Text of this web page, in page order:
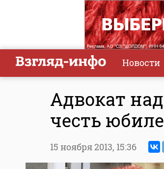
Новости
Адвокат
честь
15 ноября 2013, 15:36